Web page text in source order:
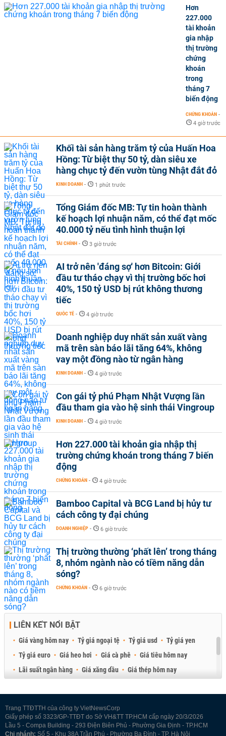
Hơn
227.000
tài khoản
gia nhập
thị trường
chứng
khoán
trong
tháng 7
biến động
CHỨNG KHOÁN -
4 giờ trước
Khối tài sản hàng trăm tỷ của Huấn Hoa
Hồng: Từ biệt thự 50 tỷ, dàn siêu xe
hàng chục tỷ đến vườn tùng Nhật đắt đỏ
KINH DOANH - 1 phút trước
Tổng Giám đốc MB: Tự tin hoàn thành
kế hoạch lợi nhuận năm, có thể đạt mốc
40.000 tỷ nếu tình hình thuận lợi
TÀI CHÍNH - 3 giờ trước
AI trở nên 'đáng sợ' hơn Bitcoin: Giới
đầu tư tháo chạy vì thị trường bốc hơi
40%, 150 tỷ USD bị rút không thương
tiếc
QUỐC TẾ - 4 giờ trước
Doanh nghiệp duy nhất sản xuất vàng
mã trên sàn báo lãi tăng 64%, không
vay một đồng nào từ ngân hàng
KINH DOANH - 4 giờ trước
Con gái tỷ phú Phạm Nhật Vượng lần
đầu tham gia vào hệ sinh thái Vingroup
KINH DOANH - 4 giờ trước
Hơn 227.000 tài khoản gia nhập thị
trường chứng khoán trong tháng 7 biến
động
CHỨNG KHOÁN - 4 giờ trước
Bamboo Capital và BCG Land bị hủy tư
cách công ty đại chúng
DOANH NGHIỆP - 6 giờ trước
Thị trường thường ‘phất lên’ trong tháng
8, nhóm ngành nào có tiềm năng dẫn
sóng?
CHỨNG KHOÁN - 6 giờ trước
LIÊN KẾT NỔI BẬT
Giá vàng hôm nay Tỷ giá ngoại tệ Tỷ giá usd
Tỷ giá yen
Tỷ giá euro
Giá heo hơi Giá cà phê
Giá tiêu hôm nay
Lãi suất ngân hàng
Giá xăng dầu
Giá thép hôm nay
Trang TTĐTTH của công ty VietNewsCorp
Giấy phép số 3323/GP-TTĐT do Sở VH&TT TP.HCM cấp ngày 20/3/2026
Lầu 5 - Compa Building - 293 Điện Biên Phủ - Phường Gia Định - TP.HCM
Chi nhánh: Số 5 - Khu 38A Trần Phú - Phường Ba Đình - TP. Hà Nội